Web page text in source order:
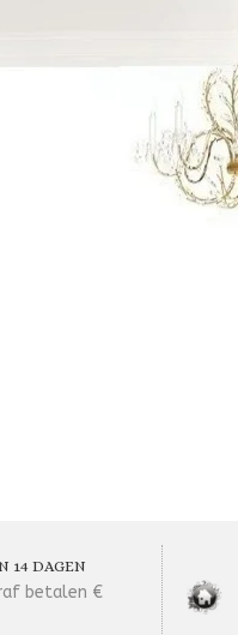
14 DAGEN
betalen €